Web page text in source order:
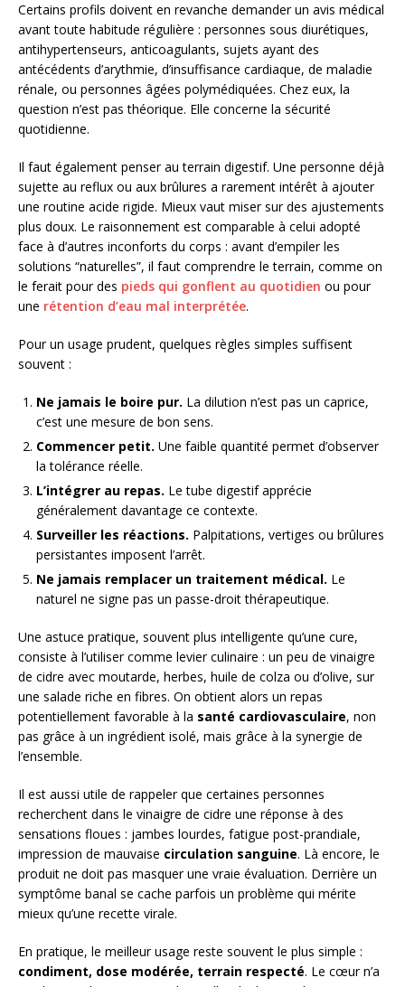
Certains profils doivent en revanche demander un avis médical
avant toute habitude régulière : personnes sous diurétiques,
antihypertenseurs, anticoagulants, sujets ayant des
antécédents d’arythmie, d’insuffisance cardiaque, de maladie
rénale, ou personnes âgées polymédiquées. Chez eux, la
question n’est pas théorique. Elle concerne la sécurité
quotidienne.
Il faut également penser au terrain digestif. Une personne déjà
sujette au reflux ou aux brûlures a rarement intérêt à ajouter
une routine acide rigide. Mieux vaut miser sur des ajustements
plus doux. Le raisonnement est comparable à celui adopté
face à d’autres inconforts du corps : avant d’empiler les
solutions “naturelles”, il faut comprendre le terrain, comme on
le ferait pour des pieds qui gonflent au quotidien ou pour
une rétention d’eau mal interprétée.
Pour un usage prudent, quelques règles simples suffisent
souvent :
Ne jamais le boire pur. La dilution n’est pas un caprice,
c’est une mesure de bon sens.
Commencer petit. Une faible quantité permet d’observer
la tolérance réelle.
L’intégrer au repas. Le tube digestif apprécie
généralement davantage ce contexte.
Surveiller les réactions. Palpitations, vertiges ou brûlures
persistantes imposent l’arrêt.
Ne jamais remplacer un traitement médical. Le
naturel ne signe pas un passe-droit thérapeutique.
Une astuce pratique, souvent plus intelligente qu’une cure,
consiste à l’utiliser comme levier culinaire : un peu de vinaigre
de cidre avec moutarde, herbes, huile de colza ou d’olive, sur
une salade riche en fibres. On obtient alors un repas
potentiellement favorable à la santé cardiovasculaire, non
pas grâce à un ingrédient isolé, mais grâce à la synergie de
l’ensemble.
Il est aussi utile de rappeler que certaines personnes
recherchent dans le vinaigre de cidre une réponse à des
sensations floues : jambes lourdes, fatigue post-prandiale,
impression de mauvaise circulation sanguine. Là encore, le
produit ne doit pas masquer une vraie évaluation. Derrière un
symptôme banal se cache parfois un problème qui mérite
mieux qu’une recette virale.
En pratique, le meilleur usage reste souvent le plus simple :
condiment, dose modérée, terrain respecté. Le cœur n’a